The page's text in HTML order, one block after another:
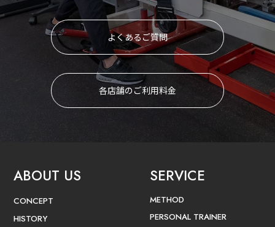
よくあるご質問
各店舗のご利用料金
ABOUT US
CONCEPT
HISTORY
SERVICE
METHOD
PERSONAL TRAINER